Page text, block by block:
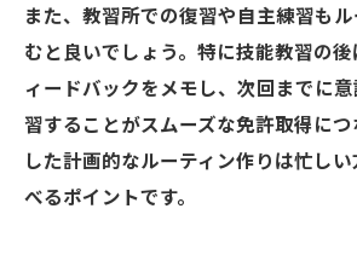
また、教習所での復習や自主練習も
むと良いでしょう。特に技能教習の
ィードバックをメモし、次回までに
習することがスムーズな免許取得につ
した計画的なルーティン作りは忙し
べるポイントです。